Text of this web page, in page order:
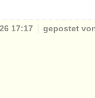
17:17 gepostet